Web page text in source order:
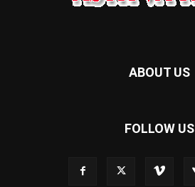
ABOUT US
FOLLOW US